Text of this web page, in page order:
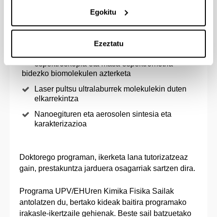
Egokitu
Ezeztatu
ditu:
espektroskopia eta masa espektrometria
bidezko biomolekulen azterketa
Laser pultsu ultralaburrek molekulekin duten
elkarrekintza
Nanoegituren eta aerosolen sintesia eta
karakterizazioa
Doktorego programan, ikerketa lana tutorizatzeaz
gain, prestakuntza jarduera osagarriak sartzen dira.
Programa UPV/EHUren Kimika Fisika Sailak
antolatzen du, bertako kideak baitira programako
irakasle-ikertzaile gehienak. Beste sail batzuetako